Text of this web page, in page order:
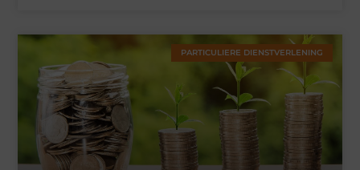
PARTICULIERE DIENSTVERLENING